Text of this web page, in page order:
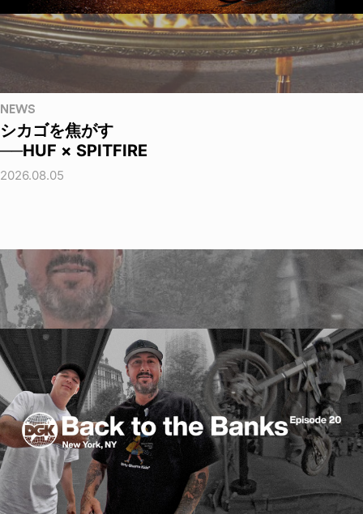
NEWS
シカゴを焦がす
──HUF × SPITFIRE
2026.08.05